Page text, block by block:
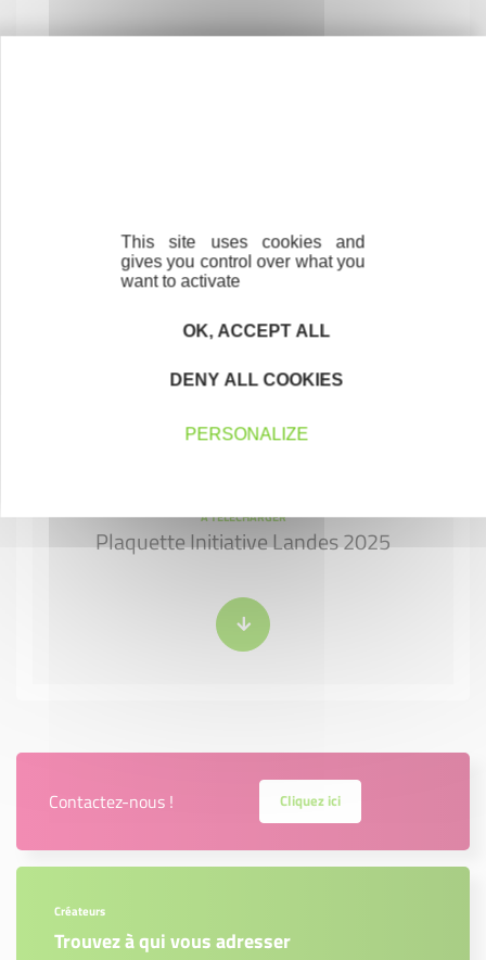
L'action des associations locales du réseau, ce sont les
À TÉLÉCHARGER
À TÉLÉCHARGER
Plaquette Initiative Landes 2025
Contactez-nous ! Cliquez ici
Créateurs
Trouvez à qui vous adresser
This site uses cookies and
gives you control over what you
want to activate
OK, ACCEPT ALL
DENY ALL COOKIES
PERSONALIZE